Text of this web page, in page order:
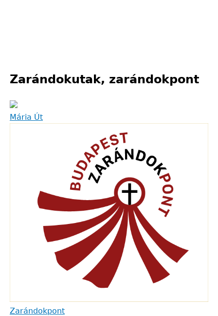
Zarándokutak, zarándokpont
Mária Út
Zarándokpont